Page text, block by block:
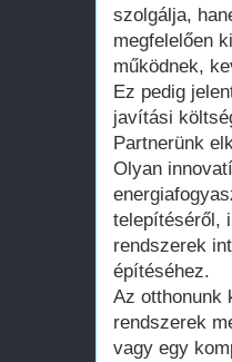
szolgálja,
megfelelően
működnek,
Ez pedig
javítási
Partnerünk
Olyan
telepítéséről,
rendszerek
építéséhez.
Az otthonunk
rendszerek
vagy egy